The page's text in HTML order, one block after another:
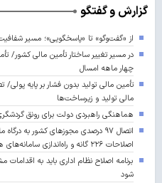
گزارش و گفتگو
از «گفت‌وگو» تا «پاسخگویی»؛ مسیر
چهار ماهه امسال
مالی تولید و زیرساخت‌ها
هماهنگی راهبردی دولت برای رونق
اصلاحات ۲۲۶ گانه و راه‌اندازی سامانه‌های هوشمند
برنامه اصلاح نظام اداری باید به
شود